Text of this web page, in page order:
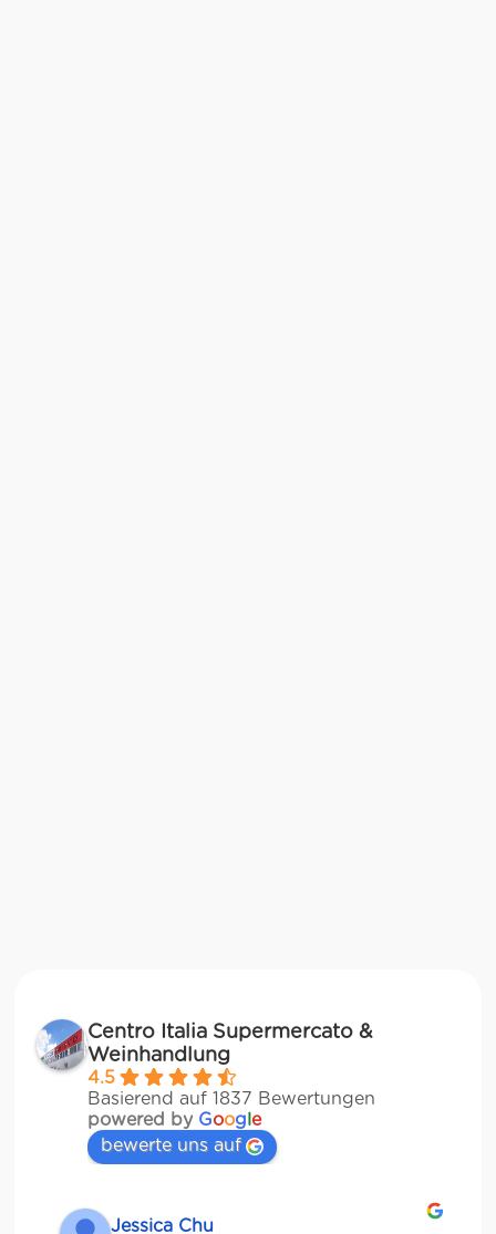
Centro Italia Supermercato &
Weinhandlung
4.5
Basierend auf 1837 Bewertungen
powered by Google
bewerte uns auf
Jessica Chu